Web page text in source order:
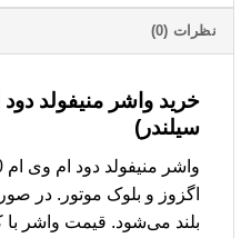
نظرات (0)
سیلندر)
اگزوز و بلوک موتور. در